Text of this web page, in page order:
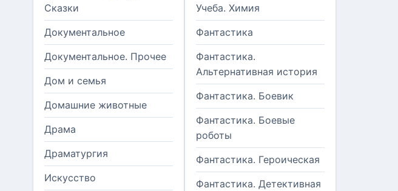
Сказки
Документальное
Документальное. Прочее
Дом и семья
Домашние животные
Драма
Драматургия
Искусство
Учеба. Химия
Фантастика
Фантастика.
Альтернативная история
Фантастика. Боевик
Фантастика. Боевые
роботы
Фантастика. Героическая
Фантастика. Детективная